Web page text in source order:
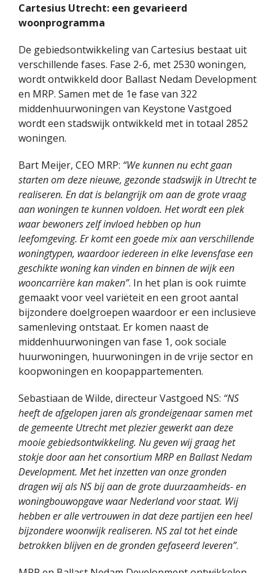
Cartesius Utrecht: een gevarieerd
woonprogramma
De gebiedsontwikkeling van Cartesius bestaat uit
verschillende fases. Fase 2-6, met 2530 woningen,
wordt ontwikkeld door Ballast Nedam Development
en MRP. Samen met de 1e fase van 322
middenhuurwoningen van Keystone Vastgoed
wordt een stadswijk ontwikkeld met in totaal 2852
woningen.
Bart Meijer, CEO MRP: “We kunnen nu echt gaan
starten om deze nieuwe, gezonde stadswijk in Utrecht te
realiseren. En dat is belangrijk om aan de grote vraag
aan woningen te kunnen voldoen. Het wordt een plek
waar bewoners zelf invloed hebben op hun
leefomgeving. Er komt een goede mix aan verschillende
woningtypen, waardoor iedereen in elke levensfase een
geschikte woning kan vinden en binnen de wijk een
wooncarrière kan maken”. In het plan is ook ruimte
gemaakt voor veel variëteit en een groot aantal
bijzondere doelgroepen waardoor er een inclusieve
samenleving ontstaat. Er komen naast de
middenhuurwoningen van fase 1, ook sociale
huurwoningen, huurwoningen in de vrije sector en
koopwoningen en koopappartementen.
Sebastiaan de Wilde, directeur Vastgoed NS: “NS
heeft de afgelopen jaren als grondeigenaar samen met
de gemeente Utrecht met plezier gewerkt aan deze
mooie gebiedsontwikkeling. Nu geven wij graag het
stokje door aan het consortium MRP en Ballast Nedam
Development. Met het inzetten van onze gronden
dragen wij als NS bij aan de grote duurzaamheids- en
woningbouwopgave waar Nederland voor staat. Wij
hebben er alle vertrouwen in dat deze partijen een heel
bijzondere woonwijk realiseren. NS zal tot het einde
betrokken blijven en de gronden gefaseerd leveren”.